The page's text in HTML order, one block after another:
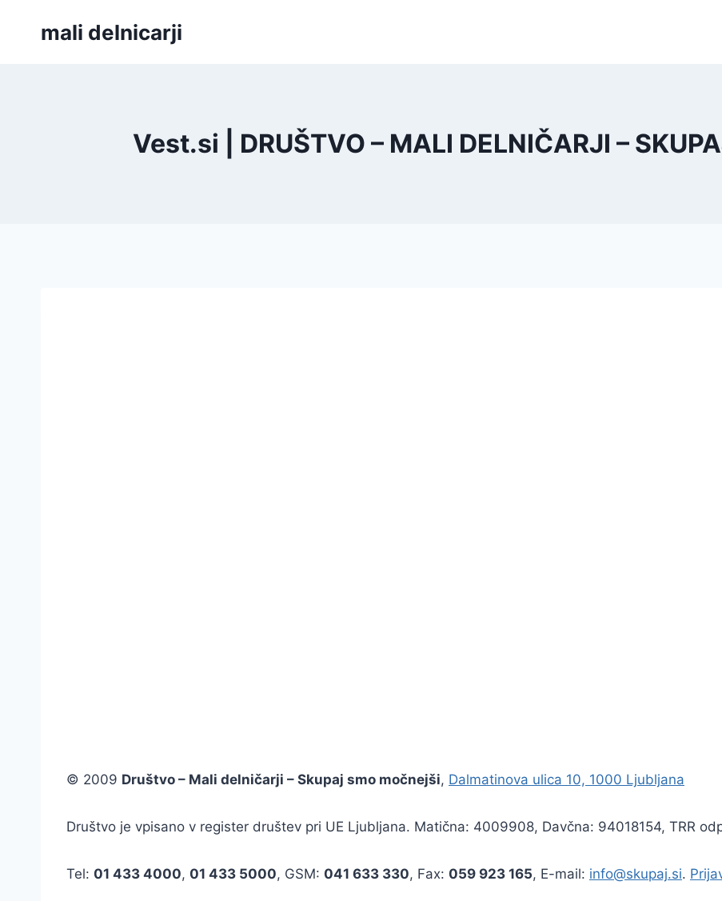
mali delnicarji
Vest.si | DRUŠTVO – MALI DELNIČARJI –
© 2009 Društvo – Mali delničarji – Skupaj smo močnejši, Dalmatinova ulica 10, 1000 Ljubljana
Društvo je vpisano v register društev pri UE Ljubljana. Matična: 4009908, Davčna: 94018154, TRR
Tel: 01 433 4000, 01 433 5000, GSM: 041 633 330, Fax: 059 923 165, E-mail: info@skupaj.si.